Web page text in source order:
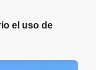
el uso de